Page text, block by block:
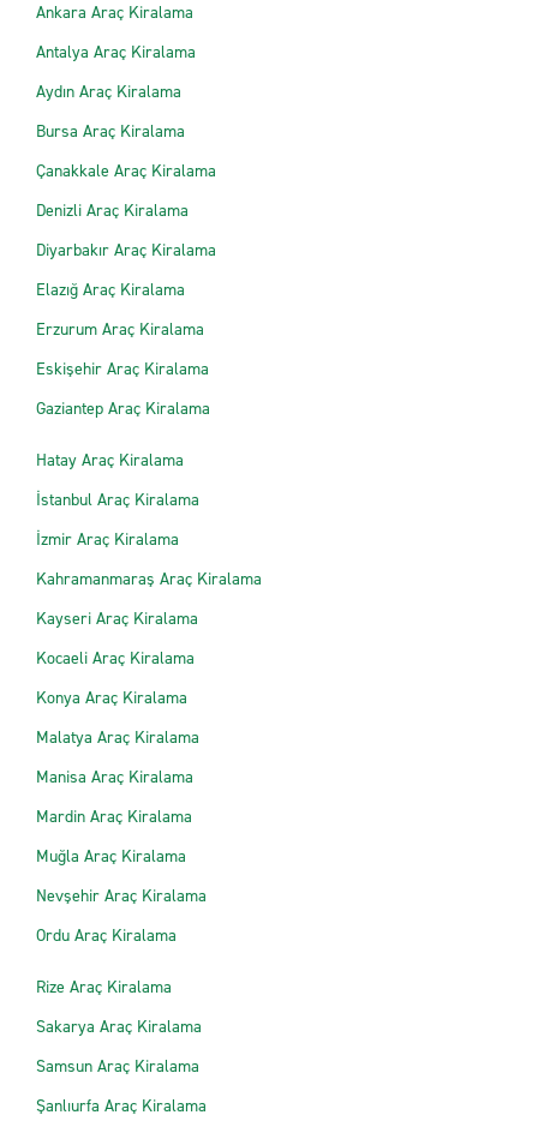
Ankara Araç Kiralama
Antalya Araç Kiralama
Aydın Araç Kiralama
Bursa Araç Kiralama
Çanakkale Araç Kiralama
Denizli Araç Kiralama
Diyarbakır Araç Kiralama
Elazığ Araç Kiralama
Erzurum Araç Kiralama
Eskişehir Araç Kiralama
Gaziantep Araç Kiralama
Hatay Araç Kiralama
İstanbul Araç Kiralama
İzmir Araç Kiralama
Kahramanmaraş Araç Kiralama
Kayseri Araç Kiralama
Kocaeli Araç Kiralama
Konya Araç Kiralama
Malatya Araç Kiralama
Manisa Araç Kiralama
Mardin Araç Kiralama
Muğla Araç Kiralama
Nevşehir Araç Kiralama
Ordu Araç Kiralama
Rize Araç Kiralama
Sakarya Araç Kiralama
Samsun Araç Kiralama
Şanlıurfa Araç Kiralama